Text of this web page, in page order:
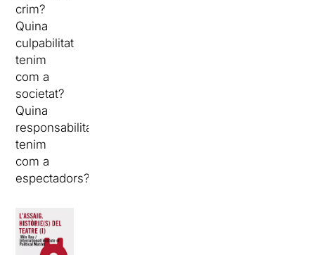
crim?
Quina
culpabilitat
tenim
com a
societat?
Quina
responsabilitat
tenim
com a
espectadors?